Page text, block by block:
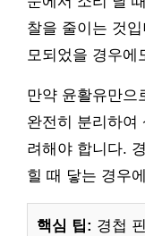
찰을 줄이는 것
모되었을 경우에
만약 윤활유만으
완전히 분리하여
려해야 합니다.
힐 때 닿는 경우
핵심 팁: 경첩